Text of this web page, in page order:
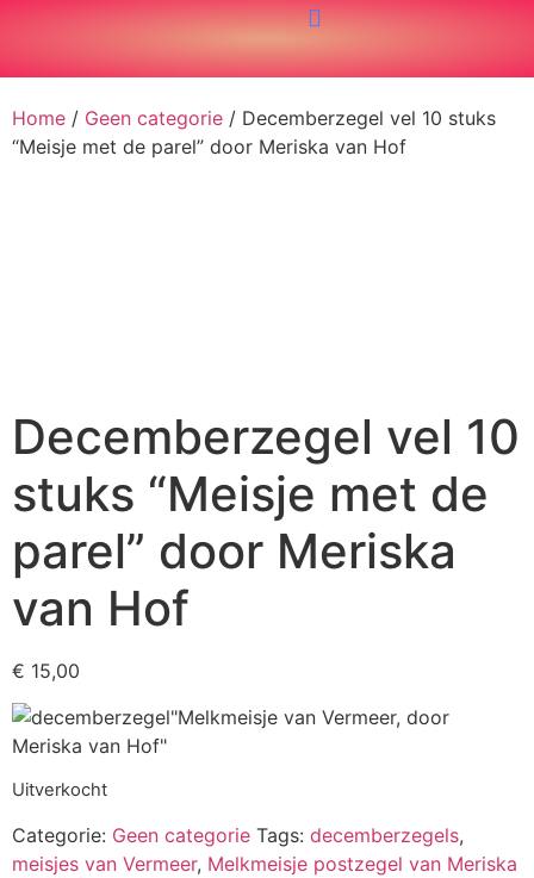
Home / Geen categorie / Decemberzegel vel 10 stuks
“Meisje met de parel” door Meriska van Hof
Decemberzegel vel 10
stuks “Meisje met de
parel” door Meriska
van Hof
€ 15,00
Uitverkocht
Categorie: Geen categorie Tags: decemberzegels,
meisjes van Vermeer, Melkmeisje postzegel van Meriska